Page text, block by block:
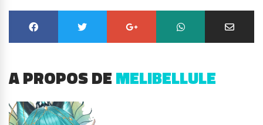
A PROPOS DEMELIBELLULE